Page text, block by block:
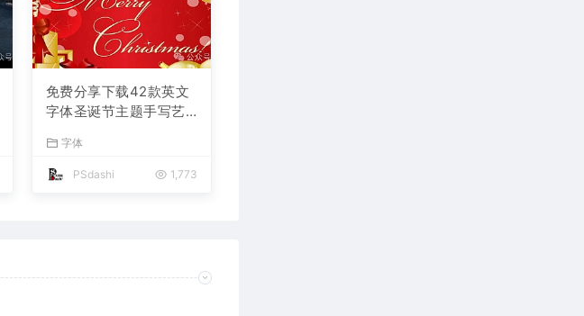
免费分享下载42款英文
字体圣诞节主题手写艺
可免费商用Procreate海
报宣传册模板节日活动
字体
PSdashi 1,773